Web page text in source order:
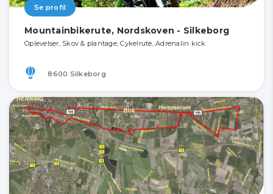
Se profil
Mountainbikerute, Nordskoven - Silkeborg
Oplevelser, Skov & plantage, Cykelrute, Adrenalin kick
8600 Silkeborg